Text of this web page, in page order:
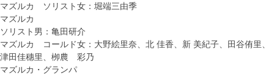
マズルカ ソリスト女：堀端三由季
マズルカ
ソリスト男：亀田研介
マズルカ コールド女：大野絵里奈、北 佳香、新 美紀子、田谷侑里、
津田佳穗里、栁農 彩乃
マズルカ・グランパ